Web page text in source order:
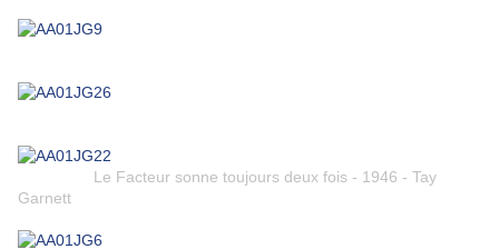
Le Facteur sonne toujours deux fois - 1946 - Tay
Garnett